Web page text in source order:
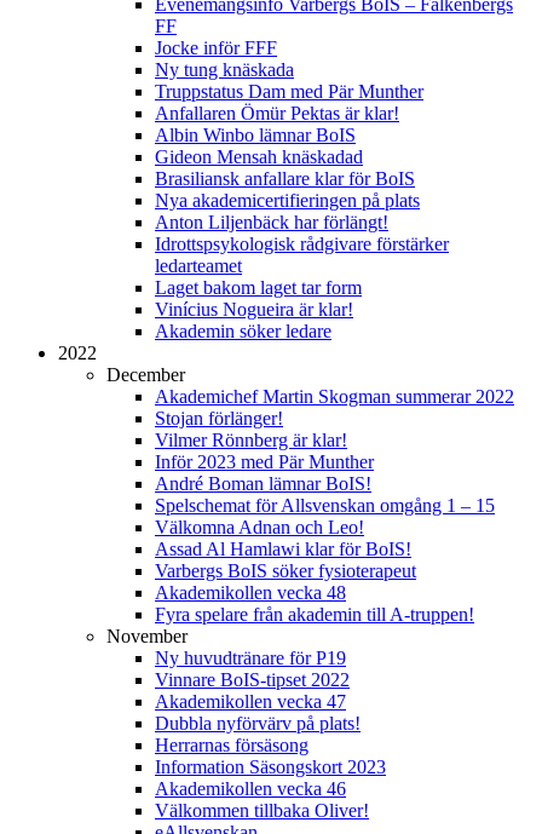
FF
Jocke inför FFF
Ny tung knäskada
Truppstatus Dam med Pär Munther
Anfallaren Ömür Pektas är klar!
Albin Winbo lämnar BoIS
Gideon Mensah knäskadad
Brasiliansk anfallare klar för BoIS
Nya akademicertifieringen på plats
Anton Liljenbäck har förlängt!
Idrottspsykologisk rådgivare förstärker
ledarteamet
Laget bakom laget tar form
Vinícius Nogueira är klar!
Akademin söker ledare
2022
December
Akademichef Martin Skogman summerar 2022
Stojan förlänger!
Vilmer Rönnberg är klar!
Inför 2023 med Pär Munther
André Boman lämnar BoIS!
Spelschemat för Allsvenskan omgång 1 – 15
Välkomna Adnan och Leo!
Assad Al Hamlawi klar för BoIS!
Varbergs BoIS söker fysioterapeut
Akademikollen vecka 48
Fyra spelare från akademin till A-truppen!
November
Ny huvudtränare för P19
Vinnare BoIS-tipset 2022
Akademikollen vecka 47
Dubbla nyförvärv på plats!
Herrarnas försäsong
Information Säsongskort 2023
Akademikollen vecka 46
Välkommen tillbaka Oliver!